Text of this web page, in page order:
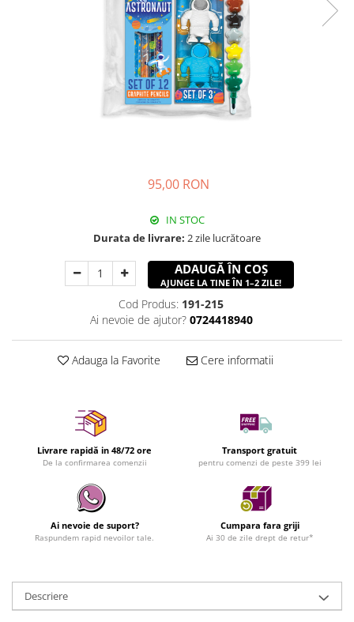
95,00 RON
IN STOC
Durata de livrare: 2 zile lucrătoare
ADAUGĂ ÎN COȘ
AJUNGE LA TINE ÎN 1–2 ZILE!
Cod Produs: 191-215
Ai nevoie de ajutor? 0724418940
Adauga la Favorite Cere informatii
Livrare rapidă in 48/72 ore
De la confirmarea comenzii
Transport gratuit
pentru comenzi de peste 399 lei
Ai nevoie de suport?
Raspundem rapid nevoilor tale.
Cumpara fara griji
Ai 30 de zile drept de retur*
Descriere